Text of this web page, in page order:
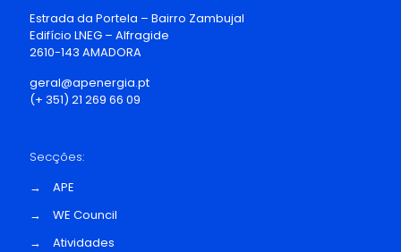
Estrada da Portela – Bairro Zambujal
Edifício LNEG – Alfragide
2610-143 AMADORA
geral@apenergia.pt
(+ 351) 21 269 66 09
Secções:
→
APE
→
WE Council
→
Atividades